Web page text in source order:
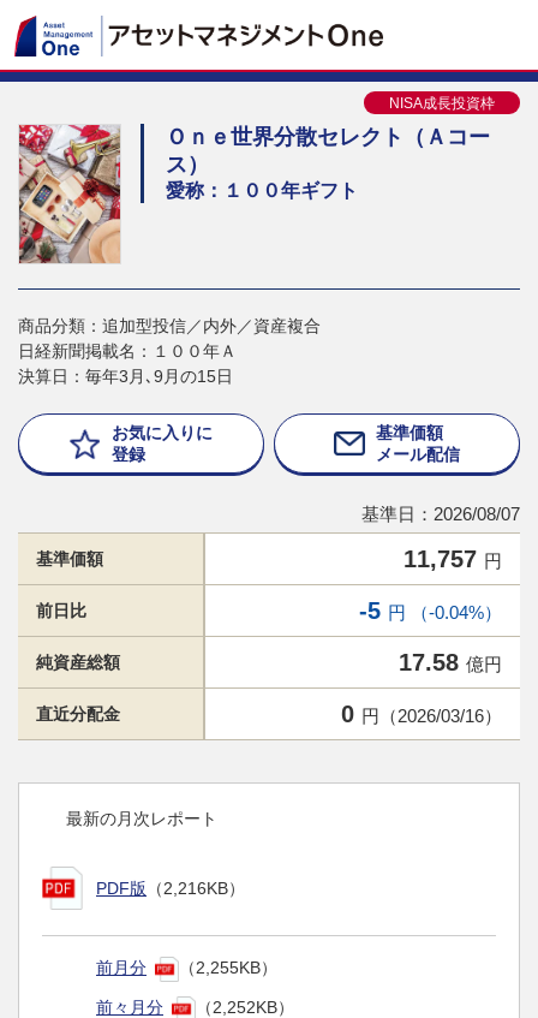
NISA成長投資枠
Ｏｎｅ世界分散セレクト（Ａコー
ス）
愛称：１００年ギフト
商品分類：追加型投信／内外／資産複合
日経新聞掲載名：１００年Ａ
決算日：毎年3月､9月の15日
お気に入りに
登録
基準価額
メール配信
基準日：2026/08/07
基準価額 11,757 円
前日比 -5 円 （-0.04%）
純資産総額 17.58 億円
直近分配金 0 円（2026/03/16）
最新の月次レポート
PDF版 （2,216KB）
前月分 （2,255KB）
前々月分 （2,252KB）